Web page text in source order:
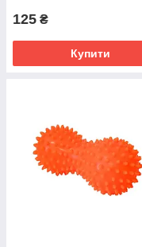
125 ₴
Купити